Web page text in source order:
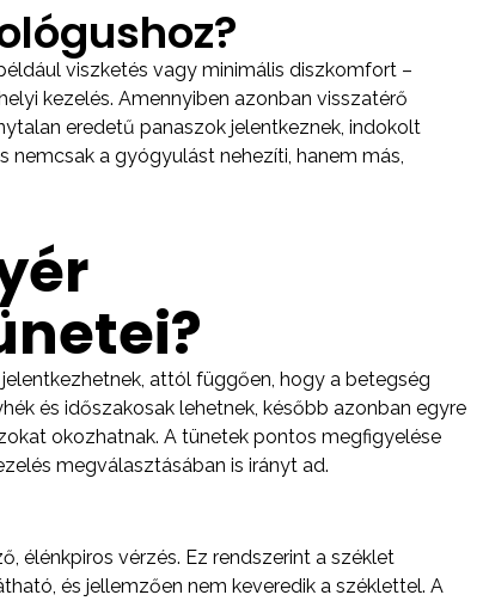
viszketés vagy minimális diszkomfort –
kezelés. Amennyiben azonban visszatérő
eredetű panaszok jelentkeznek, indokolt
nemcsak a gyógyulást nehezíti, hanem más,
attól függően, hogy a betegség
és időszakosak lehetnek, később azonban egyre
okozhatnak. A tünetek pontos megfigyelése
megválasztásában is irányt ad.
élénkpiros vérzés. Ez rendszerint a széklet
és jellemzően nem keveredik a széklettel. A